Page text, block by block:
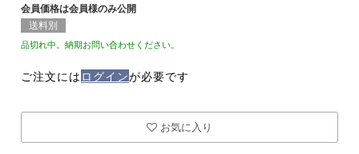
会員価格は会員様のみ公開
送料別
品切れ中。納期お問い合わせください。
ご注文には ログインが必要です
お気に入り